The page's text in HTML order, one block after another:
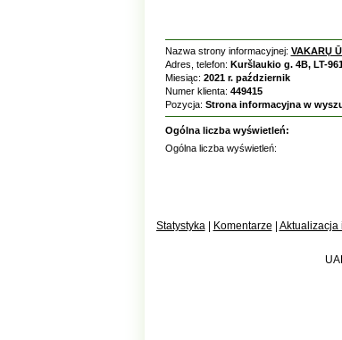
Nazwa strony informacyjnej: VAKARŲ
Adres, telefon: Kuršlaukio g. 4B, LT-
Miesiąc: 2021 r. październik
Numer klienta: 449415
Pozycja: Strona informacyjna w
Ogólna liczba wyświetleń:
Ogólna liczba wyświetleń:
Statystyka Komentarze Aktualizacja